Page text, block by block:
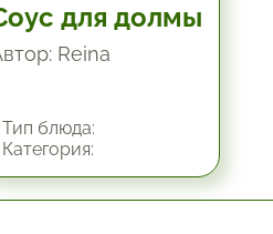
для долмы
Reina
блюда: